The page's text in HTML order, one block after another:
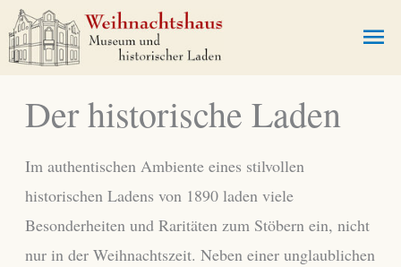
Zum
Inhalt
springen
Der historische Laden
Im authentischen Ambiente eines stilvollen
historischen Ladens von 1890 laden viele
Besonderheiten und Raritäten zum Stöbern ein, nicht
nur in der Weihnachtszeit. Neben einer unglaublichen